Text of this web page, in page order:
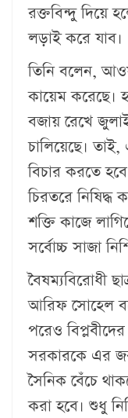
রক্তবিন্দু দিয়ে
লড়াই করে যাব।
তিনি বলেন,
কায়েম করেছে।
বজায় রেখে
চালিয়েছে।
বিচার করতে
চিরতরে নিষিদ্ধ
শক্তি কাজে
সর্বোচ্চ সাজা
বৈষম্যবিরোধী
আরিফ সোহেল
পরেও
সরকারকে এর
সৈনিক বেঁচে
করা হবে। শুধু